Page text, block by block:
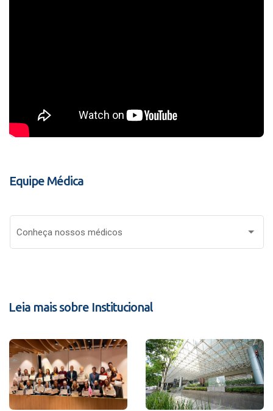
Equipe Médica
Conheça nossos médicos
Leia mais sobre Institucional